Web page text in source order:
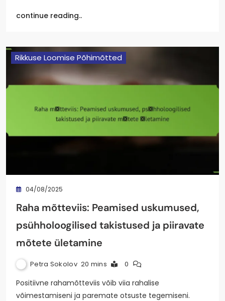
continue reading..
Rikkuse Loomise Põhimõtted
04/08/2025
Raha mõtteviis: Peamised uskumused,
psühholoogilised takistused ja piiravate
mõtete ületamine
Petra Sokolov 20 mins 0
Positiivne rahamõtteviis võib viia rahalise
võimestamiseni ja paremate otsuste tegemiseni.